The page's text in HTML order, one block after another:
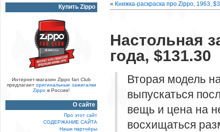
« Книжка-раскраска про Zippo, 1963,
Настольная
года, $131.30
Вторая модель
выпускаться
вещь и цена на
восхищаться
Купить Zippo
Интернет-магазин Zippo fan Club
предлагает оригинальные зажигалки
Zippo в России!
О сайте
Про этот сайт
СОДЕРЖАНИЕ САЙТА
Наши партнёры